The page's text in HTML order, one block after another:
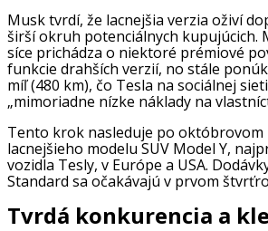
Musk tvrdí, že lacnejšia verzia oživí
širší okruh potenciálnych kupujúcich.
síce prichádza o niektoré prémiové
funkcie drahších verzií, no stále
míľ (480 km), čo Tesla na sociálnej
„mimoriadne nízke náklady na
Tento krok nasleduje po októbrovom
lacnejšieho modelu SUV Model Y,
vozidla Tesly, v Európe a USA.
Standard sa očakávajú v prvom
Tvrdá konkurencia a